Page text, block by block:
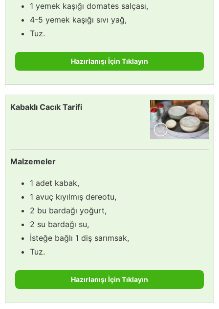
1 yemek kaşığı domates salçası,
4-5 yemek kaşığı sıvı yağ,
Tuz.
Hazırlanışı İçin Tıklayın
Kabaklı Cacık Tarifi
Malzemeler
1 adet kabak,
1 avuç kıyılmış dereotu,
2 bu bardağı yoğurt,
2 su bardağı su,
İsteğe bağlı 1 diş sarımsak,
Tuz.
Hazırlanışı İçin Tıklayın